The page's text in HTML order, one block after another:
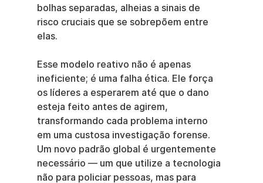
bolhas separadas, alheias a sinais de
risco cruciais que se sobrepõem entre
elas.
Esse modelo reativo não é apenas
ineficiente; é uma falha ética. Ele força
os líderes a esperarem até que o dano
esteja feito antes de agirem,
transformando cada problema interno
em uma custosa investigação forense.
Um novo padrão global é urgentemente
necessário — um que utilize a tecnologia
não para policiar pessoas, mas para